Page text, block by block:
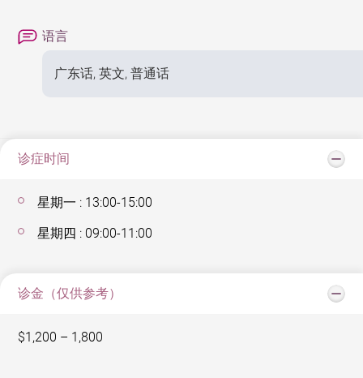
语言
广东话, 英文, 普通话
诊症时间
星期一 : 13:00-15:00
星期四 : 09:00-11:00
诊金（仅供参考）
$1,200 – 1,800